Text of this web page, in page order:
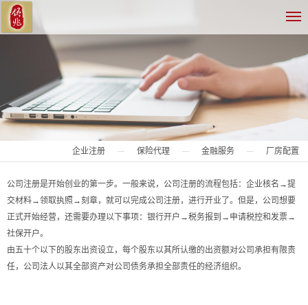
企业注册 保险代理 金融服务 厂房配置
公司注册是开始创业的第一步。一般来说，公司注册的流程包括：企业核名→提
交材料→领取执照→刻章，就可以完成公司注册，进行开业了。但是，公司想要
正式开始经营，还需要办理以下事项：银行开户→税务报到→申请税控和发票→
社保开户。
由五十个以下的股东出资设立，每个股东以其所认缴的出资额对公司承担有限责
任，公司法人以其全部资产对公司债务承担全部责任的经济组织。